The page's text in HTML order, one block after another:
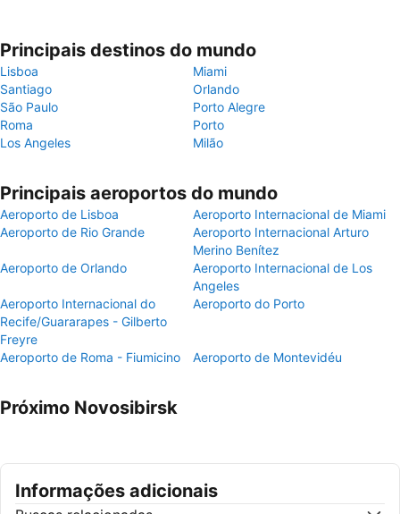
Principais destinos do mundo
Lisboa
Miami
Santiago
Orlando
São Paulo
Porto Alegre
Roma
Porto
Los Angeles
Milão
Principais aeroportos do mundo
Aeroporto de Lisboa
Aeroporto Internacional de Miami
Aeroporto de Rio Grande
Aeroporto Internacional Arturo
Merino Benítez
Aeroporto de Orlando
Aeroporto Internacional de Los
Angeles
Aeroporto Internacional do
Recife/Guararapes - Gilberto
Freyre
Aeroporto do Porto
Aeroporto de Roma - Fiumicino Aeroporto de Montevidéu
Próximo Novosibirsk
Informações adicionais